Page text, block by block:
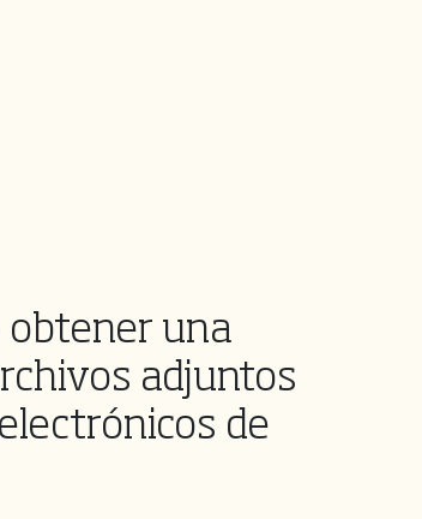
obtener una
adjuntos
de